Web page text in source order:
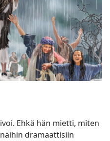
Ehkä hän mietti, miten
dramaattisiin